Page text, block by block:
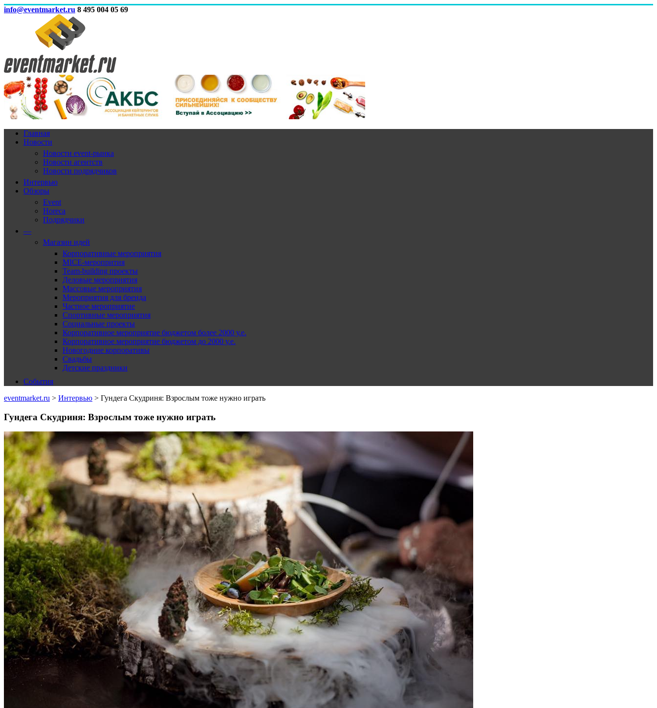
info@eventmarket.ru 8 495 004 05 69
Главная
Новости
Новости event-рынка
Новости агентств
Новости подрядчиков
Интервью
Обзоры
Event
Horeca
Подрядчики
—
Магазин идей
Корпоративные мероприятия
MICE-меропрития
Team-building проекты
Деловые мероприятия
Массовые мероприятия
Мероприятия для бренда
Частное мероприятие
Спортивные мероприятия
Социальные проекты
Корпоративное мероприятие бюджетом более 2000 у.е.
Корпоративное мероприятие бюджетом до 2000 у.е.
Новогодние корпоративы
Свадьбы
Детские праздники
События
eventmarket.ru > Интервью > Гундега Скудриня: Взрослым тоже нужно играть
Гундега Скудриня: Взрослым тоже нужно играть